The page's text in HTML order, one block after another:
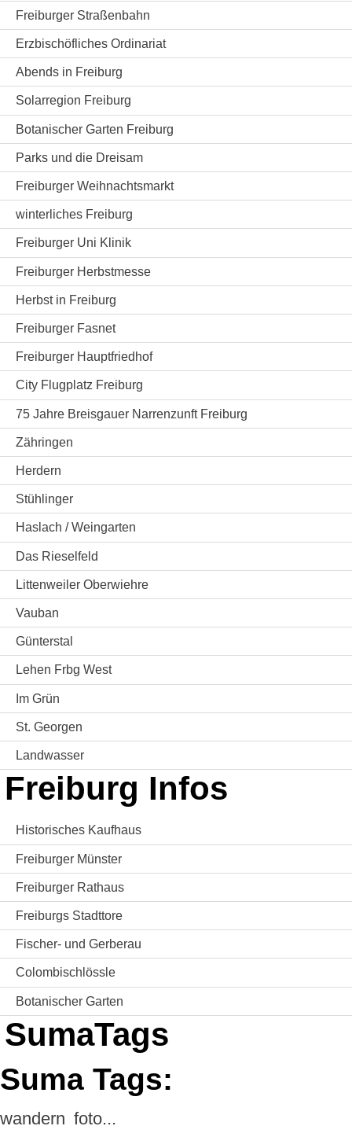
Freiburger Straßenbahn
Erzbischöfliches Ordinariat
Abends in Freiburg
Solarregion Freiburg
Botanischer Garten Freiburg
Parks und die Dreisam
Freiburger Weihnachtsmarkt
winterliches Freiburg
Freiburger Uni Klinik
Freiburger Herbstmesse
Herbst in Freiburg
Freiburger Fasnet
Freiburger Hauptfriedhof
City Flugplatz Freiburg
75 Jahre Breisgauer Narrenzunft Freiburg
Zähringen
Herdern
Stühlinger
Haslach / Weingarten
Das Rieselfeld
Littenweiler Oberwiehre
Vauban
Günterstal
Lehen Frbg West
Im Grün
St. Georgen
Landwasser
Freiburg Infos
Historisches Kaufhaus
Freiburger Münster
Freiburger Rathaus
Freiburgs Stadttore
Fischer- und Gerberau
Colombischlössle
Botanischer Garten
SumaTags
Suma Tags:
wandern foto...